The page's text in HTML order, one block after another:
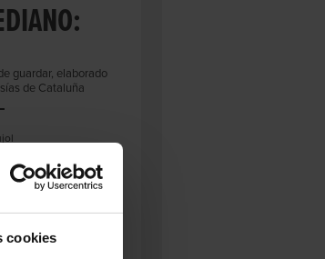
cookies
guardar, elaborado
de Cataluña